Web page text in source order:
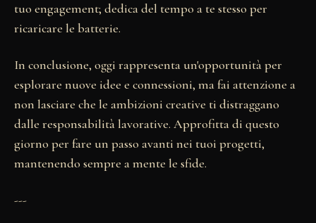
tuo engagement; dedica del tempo a te stesso per
ricaricare le batterie.
In conclusione, oggi rappresenta un'opportunità per
esplorare nuove idee e connessioni, ma fai attenzione a
non lasciare che le ambizioni creative ti distraggano
dalle responsabilità lavorative. Approfitta di questo
giorno per fare un passo avanti nei tuoi progetti,
mantenendo sempre a mente le sfide.
---